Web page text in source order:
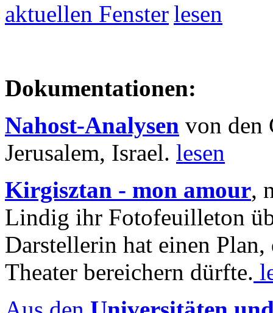
lesen
Dokumentationen:
Nahost-Analysen von den
Jerusalem, Israel. lesen
Kirgisztan - mon amour,
Lindig ihr Fotofeuilleton
Darstellerin hat einen Plan,
Theater bereichern dürfte.